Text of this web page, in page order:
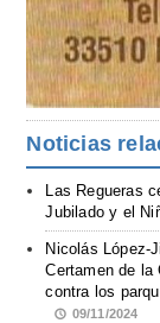
Noticias
Las Regueras
Jubilado y el
Nicolás López-
Certamen de la
contra los
09/11/2024